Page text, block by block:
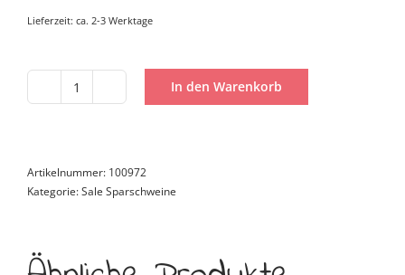
Lieferzeit: ca. 2-3 Werktage
Kleinschwein
In den Warenkorb
Artikelnummer: 100972
Kategorie:Sale Sparschweine